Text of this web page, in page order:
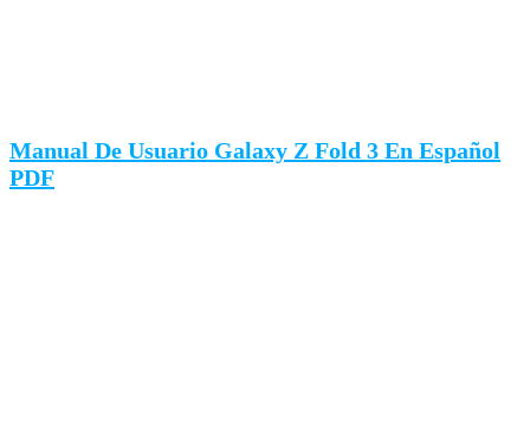
Manual De Usuario Galaxy Z Fold 3 En Español
PDF